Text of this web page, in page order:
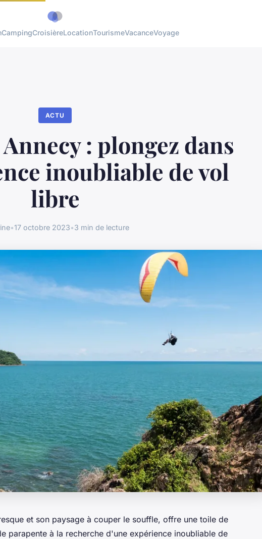
CampingCroisièreLocationTourismeVacanceVoyage
ACTU
: plongez dans
inoubliable de vol
libre
•17 octobre 2023•3 min de lecture
et son paysage à couper le souffle, offre une toile de
parapente à la recherche d'une expérience inoubliable de